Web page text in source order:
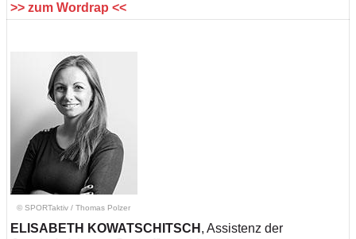
>> zum Wordrap <<
© SPORTaktiv / Thomas Polzer
ELISABETH KOWATSCHITSCH , Assistenz der